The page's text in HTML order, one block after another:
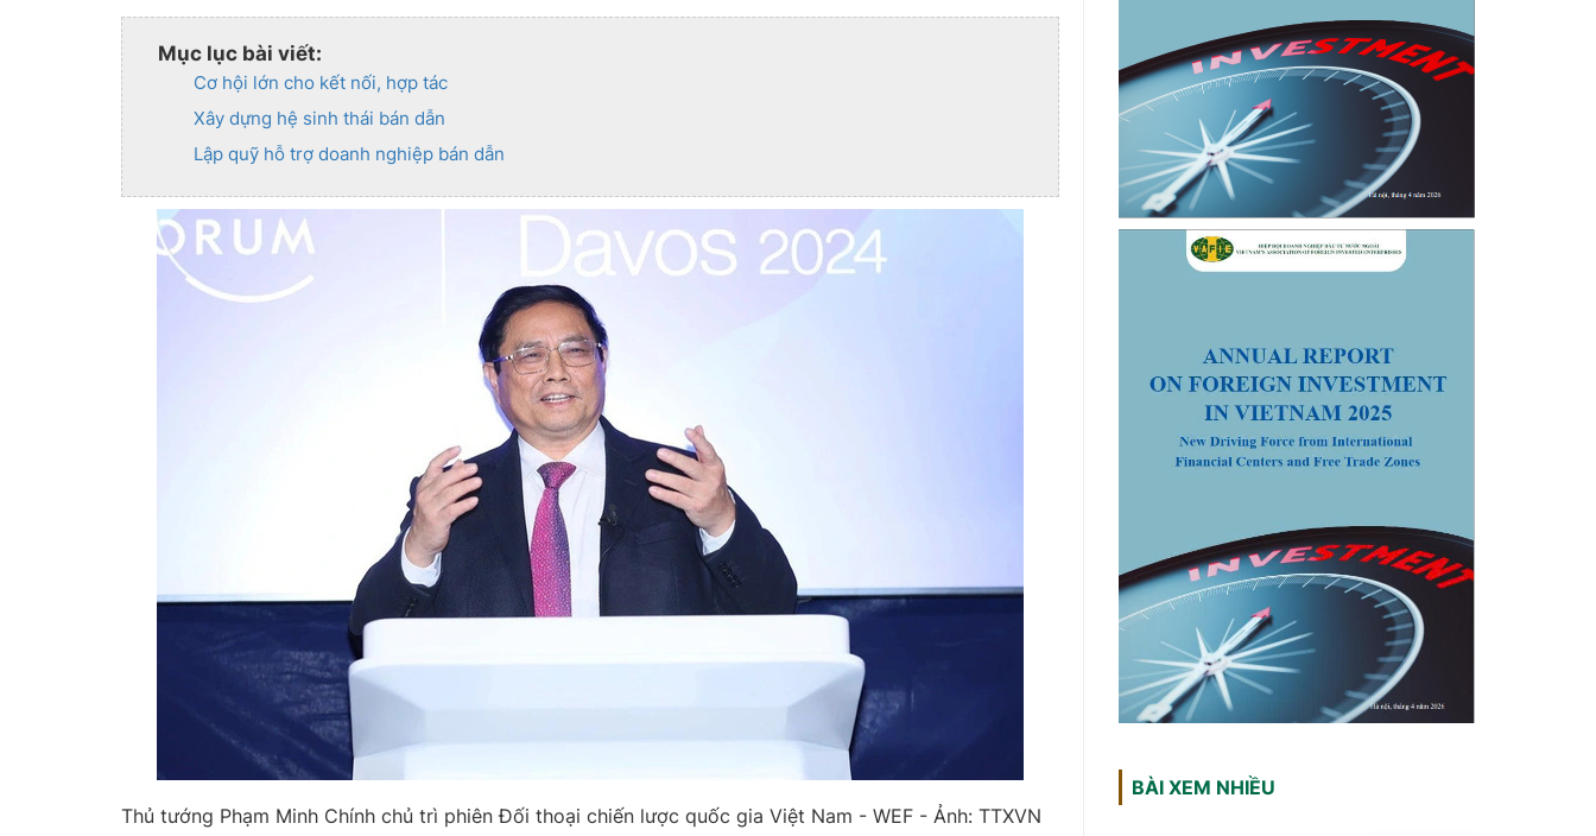
Mục lục bài viết:
Cơ hội lớn cho kết nối, hợp tác
Xây dựng hệ sinh thái bán dẫn
Lập quỹ hỗ trợ doanh nghiệp bán dẫn
Thủ tướng Phạm Minh Chính chủ trì phiên Đối thoại chiến lược quốc gia Việt Nam - WEF - Ảnh: TTXVN
BÀI XEM NHIỀU